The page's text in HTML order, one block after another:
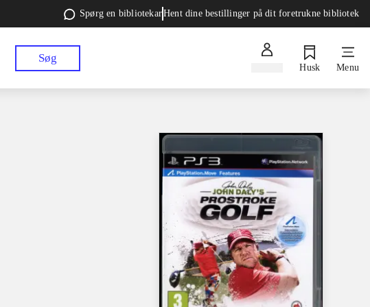
Spørg en bibliotekarHent dine bestillinger på dit foretrukne bibliotek
Søg
Husk Menu